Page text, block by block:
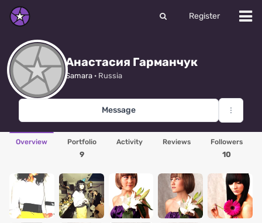
Register
Анастасия Гарманчук
Samara · Russia
Message
Overview Portfolio
9
Activity Reviews Followers
10